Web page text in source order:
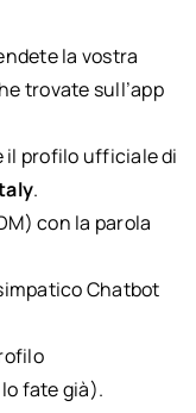
la vostra
trovate sull’app
il profilo ufficiale di
.
con la parola
Chatbot
fate già).